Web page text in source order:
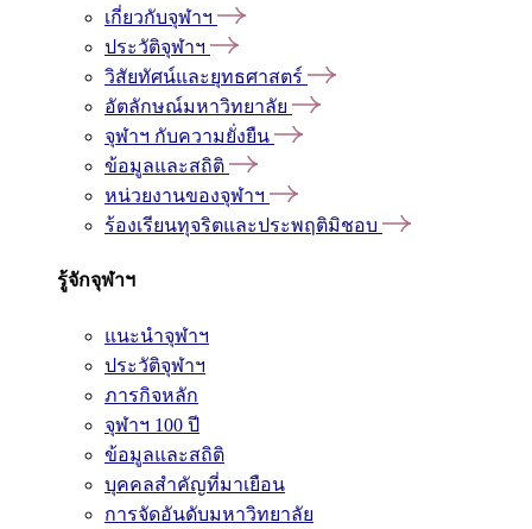
เกี่ยวกับจุฬาฯ
ประวัติจุฬาฯ
วิสัยทัศน์และยุทธศาสตร์
อัตลักษณ์มหาวิทยาลัย
จุฬาฯ กับความยั่งยืน
ข้อมูลและสถิติ
หน่วยงานของจุฬาฯ
ร้องเรียนทุจริตและประพฤติมิชอบ
รู้จักจุฬาฯ
แนะนำจุฬาฯ
ประวัติจุฬาฯ
ภารกิจหลัก
จุฬาฯ 100 ปี
ข้อมูลและสถิติ
บุคคลสำคัญที่มาเยือน
การจัดอันดับมหาวิทยาลัย